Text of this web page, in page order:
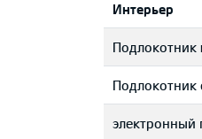
Интерьер
Подлокотник
Подлокотник
электронный